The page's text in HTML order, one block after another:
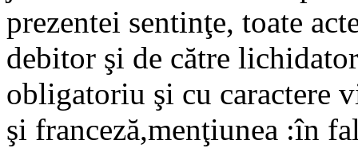
prezentei sentinţe, toate
debitor şi de către
obligatoriu şi cu caractere
şi franceză,menţiunea :în